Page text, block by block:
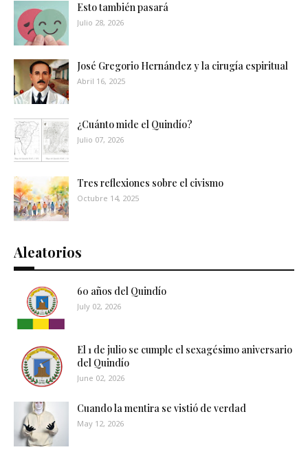
Esto también pasará
Julio 28, 2026
José Gregorio Hernández y la cirugía espiritual
Abril 16, 2025
¿Cuánto mide el Quindío?
Julio 07, 2026
Tres reflexiones sobre el civismo
Octubre 14, 2025
Aleatorios
60 años del Quindío
July 02, 2026
El 1 de julio se cumple el sexagésimo aniversario
del Quindío
June 02, 2026
Cuando la mentira se vistió de verdad
May 12, 2026